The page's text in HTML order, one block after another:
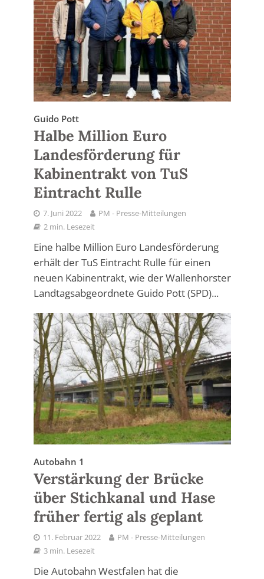
Guido Pott
Halbe Million Euro
Landesförderung für
Kabinentrakt von TuS
Eintracht Rulle
7. Juni 2022
PM - Presse-Mitteilungen
2 min. Lesezeit
Eine halbe Million Euro Landesförderung
erhält der TuS Eintracht Rulle für einen
neuen Kabinentrakt, wie der Wallenhorster
Landtagsabgeordnete Guido Pott (SPD)...
Autobahn 1
Verstärkung der Brücke
über Stichkanal und Hase
früher fertig als geplant
11. Februar 2022
PM - Presse-Mitteilungen
3 min. Lesezeit
Die Autobahn Westfalen hat die